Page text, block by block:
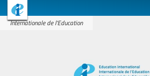
Internationale de l'Education